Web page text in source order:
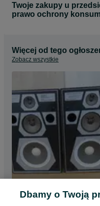
Twoje zakupy u
prawo ochrony
Więcej od tego
Zobacz wszystkie
Dbamy o Twoją